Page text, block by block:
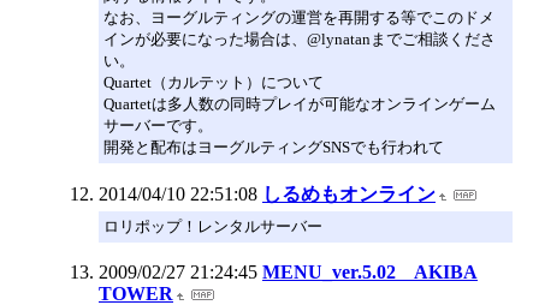
なお、ヨーグルティングの運営を再開する等でこのドメ
インが必要になった場合は、@lynatanまでご相談くださ
い。
Quartet（カルテット）について
Quartetは多人数の同時プレイが可能なオンラインゲーム
サーバーです。
開発と配布はヨーグルティングSNSでも行われて
2014/04/10 22:51:08 しるめもオンライン
ロリポップ！レンタルサーバー
2009/02/27 21:24:45 MENU_ver.5.02 AKIBA
TOWER